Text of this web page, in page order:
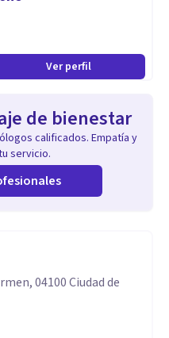
Ver perfil
de bienestar
calificados. Empatía y
servicio.
04100 Ciudad de